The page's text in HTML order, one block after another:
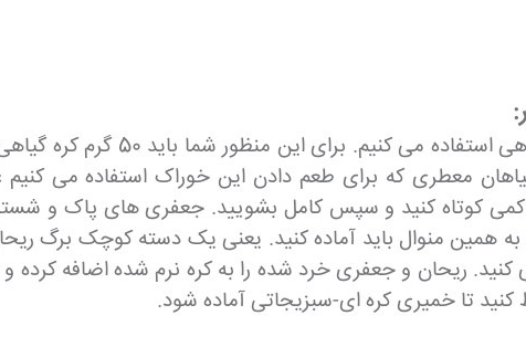
برای طعم دادن به این خوراک ماهی، ما از
معطری که برای طعم دادن این خوراک استفاده می کنیم
کوتاه کنید و سپس کامل بشویید. جعفری های پاک و
همین منوال باید آماده کنید. یعنی یک دسته کوچک برگ
کنید. ریحان و جعفری خرد شده را به کره نرم شده اضافه
کنید تا خمیری کره ای-سبزیجاتی آماده شود.